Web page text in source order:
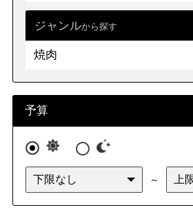
山口県
四国
九州・沖縄 福岡県 佐賀県
大分県 宮崎県
沖縄県
ジャンルから探す
焼肉
予算
～